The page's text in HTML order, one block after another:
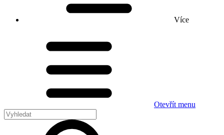
Více
Otevřít menu